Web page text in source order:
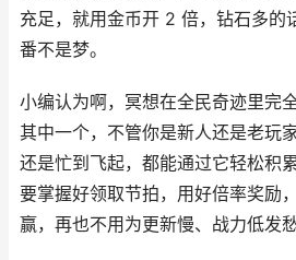
充足，就用金币开 2 倍，钻石多的
番不是梦。
小编认为啊，冥想在全民奇迹里完
其中一个，不管你是新人还是老玩
还是忙到飞起，都能通过它轻松积
要掌握好领取节拍，用好倍率奖励
赢，再也不用为更新慢、战力低发愁